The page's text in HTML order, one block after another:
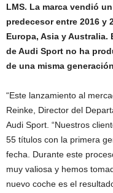
LMS. La marca vendió
predecesor entre 2016 y
Europa, Asia y Australia.
de Audi Sport no ha
de una misma
“Este lanzamiento al
Reinke, Director del
Audi Sport. “Nuestros
55 títulos con la primera
fecha. Durante este
muy valiosa y hemos
nuevo coche es el